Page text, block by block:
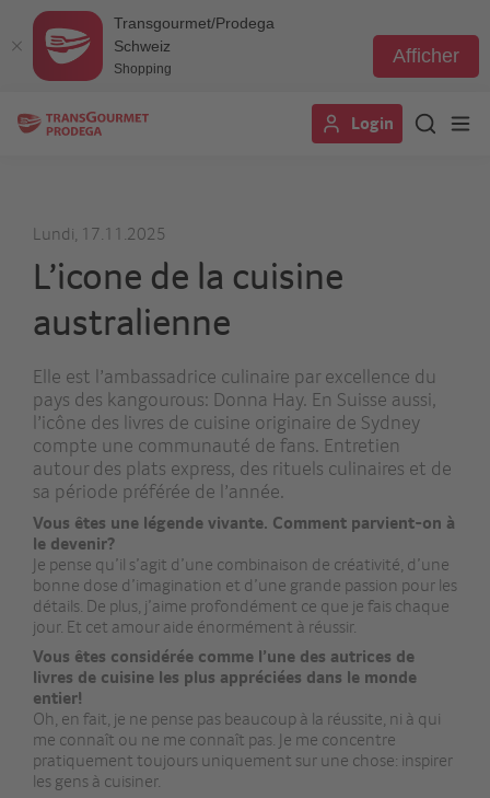
Transgourmet/Prodega
Schweiz
Shopping
Afficher
Login
Lundi, 17.11.2025
L’icone de la cuisine
australienne
Elle est l’ambassadrice culinaire par excellence du
pays des kangourous: Donna Hay. En Suisse aussi,
l’icône des livres de cuisine originaire de Sydney
compte une communauté de fans. Entretien
autour des plats express, des rituels culinaires et de
sa période préférée de l’année.
Vous êtes une légende vivante. Comment parvient-on à
le devenir?
Je pense qu’il s’agit d’une combinaison de créativité, d’une
bonne dose d’imagination et d’une grande passion pour les
détails. De plus, j’aime profondément ce que je fais chaque
jour. Et cet amour aide énormément à réussir.
Vous êtes considérée comme l’une des autrices de
livres de cuisine les plus appréciées dans le monde
entier!
Oh, en fait, je ne pense pas beaucoup à la réussite, ni à qui
me connaît ou ne me connaît pas. Je me concentre
pratiquement toujours uniquement sur une chose: inspirer
les gens à cuisiner.